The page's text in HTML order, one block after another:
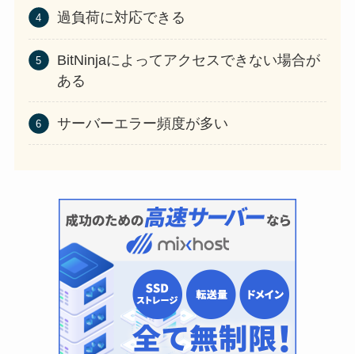
過負荷に対応できる
BitNinjaによってアクセスできない場合が
ある
サーバーエラー頻度が多い